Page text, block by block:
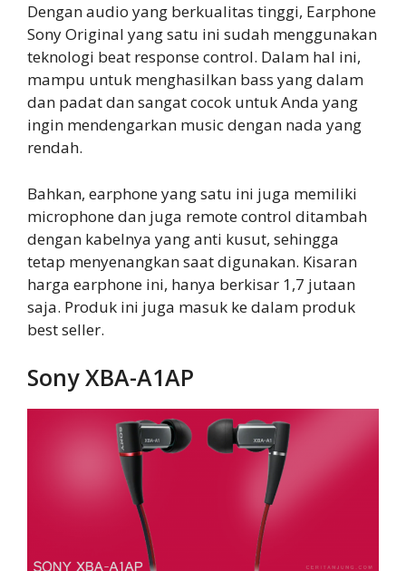
Dengan audio yang berkualitas tinggi, Earphone
Sony Original yang satu ini sudah menggunakan
teknologi beat response control. Dalam hal ini,
mampu untuk menghasilkan bass yang dalam
dan padat dan sangat cocok untuk Anda yang
ingin mendengarkan music dengan nada yang
rendah.
Bahkan, earphone yang satu ini juga memiliki
microphone dan juga remote control ditambah
dengan kabelnya yang anti kusut, sehingga
tetap menyenangkan saat digunakan. Kisaran
harga earphone ini, hanya berkisar 1,7 jutaan
saja. Produk ini juga masuk ke dalam produk
best seller.
Sony XBA-A1AP